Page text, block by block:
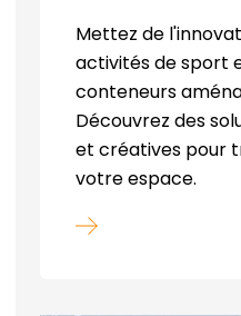
Mettez de
activités de sport
conteneurs
Découvrez des
et créatives pour
votre espace.